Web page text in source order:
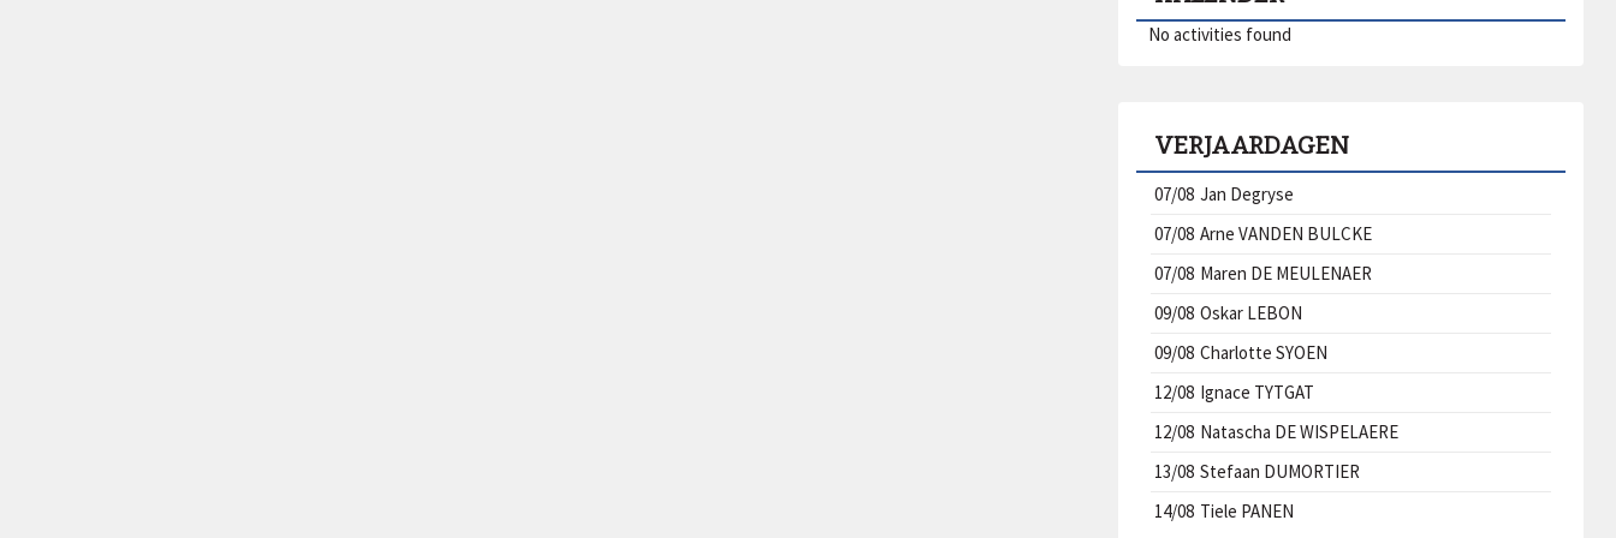
No activities found
VERJAARDAGEN
07/08 Jan Degryse
07/08 Arne VANDEN BULCKE
07/08 Maren DE MEULENAER
09/08 Oskar LEBON
09/08 Charlotte SYOEN
12/08 Ignace TYTGAT
12/08 Natascha DE WISPELAERE
13/08 Stefaan DUMORTIER
14/08 Tiele PANEN